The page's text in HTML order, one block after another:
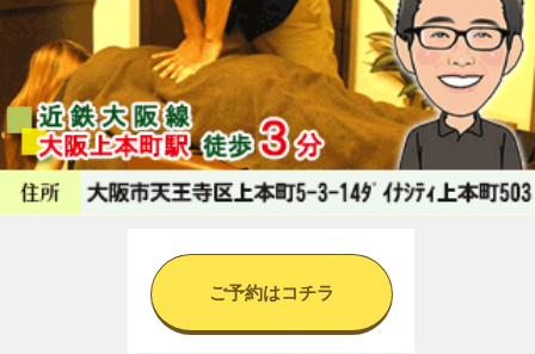
ご予約はコチラ